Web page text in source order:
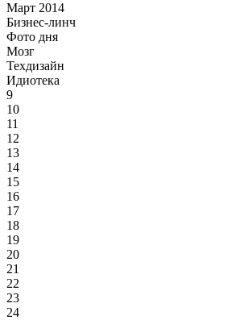
Март 2014
Бизнес-линч
Фото дня
Мозг
Техдизайн
Идиотека
9
10
11
12
13
14
15
16
17
18
19
20
21
22
23
24